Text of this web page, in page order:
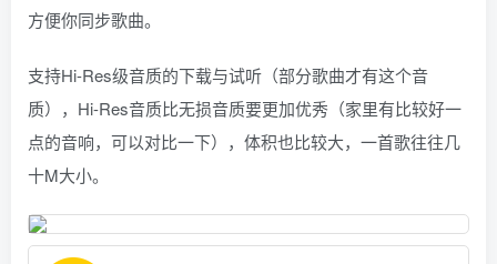
方便你同步歌曲。
支持Hi-Res级音质的下载与试听（部分歌曲才有这个音
质），Hi-Res音质比无损音质要更加优秀（家里有比较好一
点的音响，可以对比一下），体积也比较大，一首歌往往几
十M大小。